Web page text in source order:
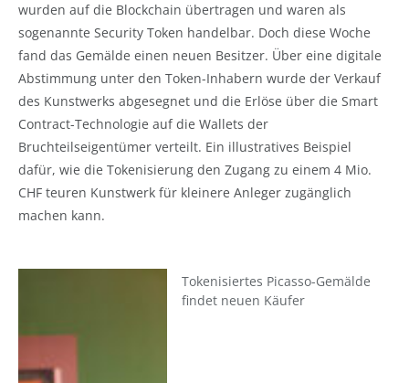
wurden auf die Blockchain übertragen und waren als
sogenannte Security Token handelbar. Doch diese Woche
fand das Gemälde einen neuen Besitzer. Über eine digitale
Abstimmung unter den Token-Inhabern wurde der Verkauf
des Kunstwerks abgesegnet und die Erlöse über die Smart
Contract-Technologie auf die Wallets der
Bruchteilseigentümer verteilt. Ein illustratives Beispiel
dafür, wie die Tokenisierung den Zugang zu einem 4 Mio.
CHF teuren Kunstwerk für kleinere Anleger zugänglich
machen kann.
Tokenisiertes Picasso-Gemälde
findet neuen Käufer